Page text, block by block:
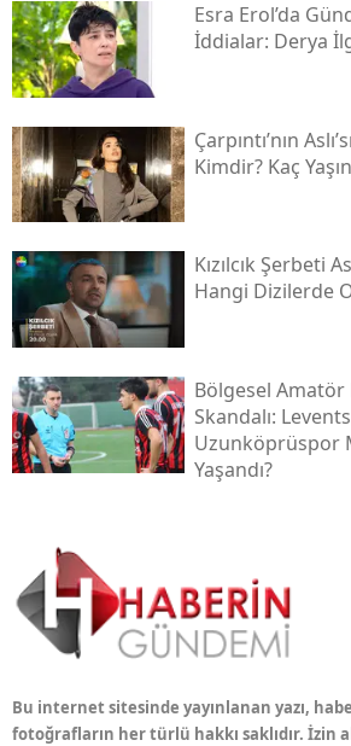
Esra Erol’da
İddialar: Derya
Çarpıntı’nın
Kimdir? Kaç
Kızılcık Şerbeti
Hangi Dizilerde
Bölgesel Amatör
Skandalı:
Uzunköprüspor
Yaşandı?
Bu internet sitesinde yayınlanan yazı,
fotoğrafların her türlü hakkı saklıdır. İzin